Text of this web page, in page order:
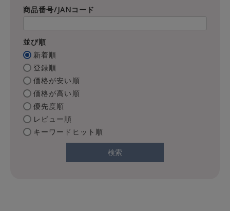
商品番号/JANコード
並び順
新着順
登録順
価格が安い順
価格が高い順
優先度順
レビュー順
キーワードヒット順
検索